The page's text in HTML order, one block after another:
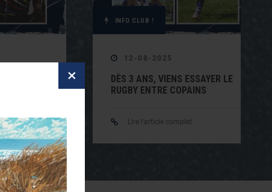
×
INFO CLUB !
12-08-2025
DÈS 3 ANS, VIENS ESSAYER LE
RUGBY ENTRE COPAINS
Lire l'article complet